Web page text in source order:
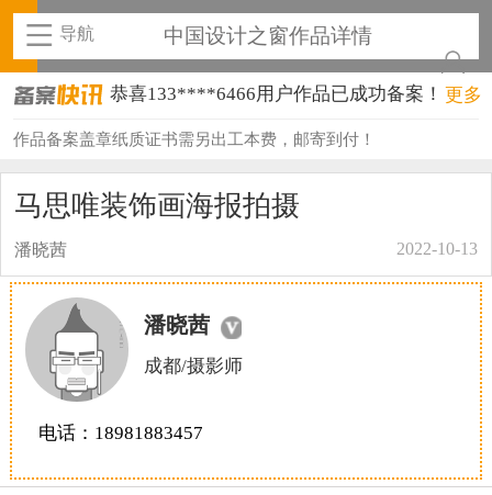
导航 中国设计之窗作品详情
恭喜133****6466用户作品已成功备案！
恭喜131****1475用户作品已成功备案！
恭喜133****9020用户作品已成功备案！
恭喜136****9807用户作品已成功备案！
恭喜159****4930用户作品已成功备案！
更多
作品备案盖章纸质证书需另出工本费，邮寄到付！
马思唯装饰画海报拍摄
潘晓茜 2022-10-13
潘晓茜
成都/摄影师
电话：18981883457